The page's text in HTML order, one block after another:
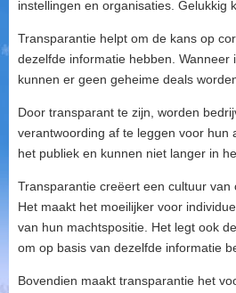
instellingen en organisaties. Gelukkig
Transparantie helpt om de kans op
dezelfde informatie hebben.
kunnen er geen geheime deals
Door transparant te zijn, worden
verantwoording af te leggen voor hun
het publiek en kunnen niet langer in
Transparantie creëert een cultuur
Het maakt het moeilijker voor
van hun machtspositie. Het legt ook
om op basis van dezelfde informatie
Bovendien maakt transparantie het